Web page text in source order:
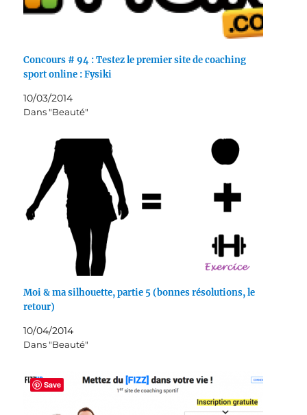
Concours # 94 : Testez le premier site de coaching
sport online : Fysiki
10/03/2014
Dans "Beauté"
Moi & ma silhouette, partie 5 (bonnes résolutions, le
retour)
10/04/2014
Dans "Beauté"
Save